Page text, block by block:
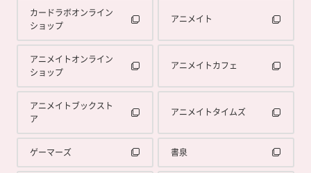
カードラボオンライン
ショップ
アニメイト
アニメイトオンライン
ショップ
アニメイトカフェ
アニメイトブックスト
ア
アニメイトタイムズ
ゲーマーズ 書泉